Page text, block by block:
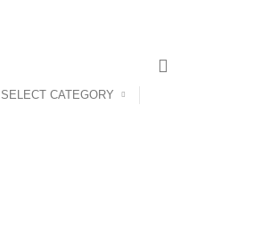
SELECT CATEGORY